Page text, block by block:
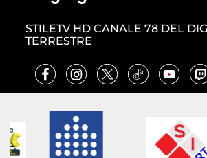
STILETV HD CANALE 78 DEL
TERRESTRE